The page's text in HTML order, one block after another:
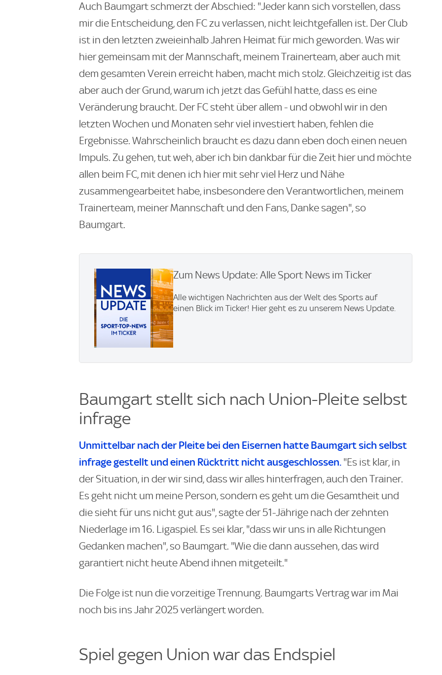
Auch Baumgart schmerzt der Abschied: "Jeder kann sich vorstellen, dass
mir die Entscheidung, den FC zu verlassen, nicht leichtgefallen ist. Der Club
ist in den letzten zweieinhalb Jahren Heimat für mich geworden. Was wir
hier gemeinsam mit der Mannschaft, meinem Trainerteam, aber auch mit
dem gesamten Verein erreicht haben, macht mich stolz. Gleichzeitig ist das
aber auch der Grund, warum ich jetzt das Gefühl hatte, dass es eine
Veränderung braucht. Der FC steht über allem - und obwohl wir in den
letzten Wochen und Monaten sehr viel investiert haben, fehlen die
Ergebnisse. Wahrscheinlich braucht es dazu dann eben doch einen neuen
Impuls. Zu gehen, tut weh, aber ich bin dankbar für die Zeit hier und möchte
allen beim FC, mit denen ich hier mit sehr viel Herz und Nähe
zusammengearbeitet habe, insbesondere den Verantwortlichen, meinem
Trainerteam, meiner Mannschaft und den Fans, Danke sagen", so
Baumgart.
Zum News Update: Alle Sport News im Ticker
Alle wichtigen Nachrichten aus der Welt des Sports auf
einen Blick im Ticker! Hier geht es zu unserem News Update.
Baumgart stellt sich nach Union-Pleite selbst
infrage
Unmittelbar nach der Pleite bei den Eisernen hatte Baumgart sich selbst
infrage gestellt und einen Rücktritt nicht ausgeschlossen. "Es ist klar, in
der Situation, in der wir sind, dass wir alles hinterfragen, auch den Trainer.
Es geht nicht um meine Person, sondern es geht um die Gesamtheit und
die sieht für uns nicht gut aus", sagte der 51-Jährige nach der zehnten
Niederlage im 16. Ligaspiel. Es sei klar, "dass wir uns in alle Richtungen
Gedanken machen", so Baumgart. "Wie die dann aussehen, das wird
garantiert nicht heute Abend ihnen mitgeteilt."
Die Folge ist nun die vorzeitige Trennung. Baumgarts Vertrag war im Mai
noch bis ins Jahr 2025 verlängert worden.
Spiel gegen Union war das Endspiel